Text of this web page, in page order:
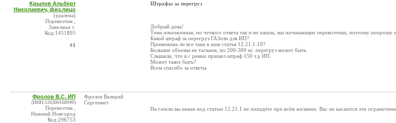
Крылов Альберт
Николаевич, физ.лицо
(удалена)
Перевозчик ,
Заволжье г.
Код:1451895
#1
Штрафы за перегруз
Добрый день!
Тема изъезженная, но четкого ответа так и не нашла, мы начинающие перевозчики, поэтому попрошу
Какой штраф за перегруз ГАЗели для ИП?
Применима ли все таки к ним статья 12.21.1.10?
Большие объемы не таскаем, но 200-300 кг. перегруз может быть.
Слышали, что в с рамки пришел штраф 150 т.р ИП.
Может такое быть?
Всем спасибо за ответы
Фролов В.С. ИП
(ИНН:526300168940)
Перевозчик ,
Нижний Новгород
Код:296753
Фролов Валерий
Сергеевич
На газели вы никак под статью 12.21.1 не попадёте при всём желании. Вас не касаются эти